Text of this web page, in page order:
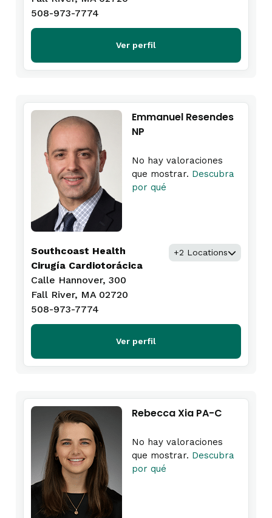
508-973-7774
Ver perfil
Emmanuel Resendes
NP
No hay valoraciones
que mostrar. Descubra
por qué
Southcoast Health
Cirugía Cardiotorácica
Calle Hannover, 300
Fall River, MA 02720
508-973-7774
+2 Locations
Ver perfil
Rebecca Xia PA-C
No hay valoraciones
que mostrar. Descubra
por qué